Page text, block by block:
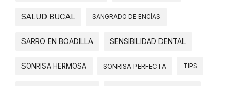
SALUD BUCAL SANGRADO DE ENCÍAS
SARRO EN BOADILLA SENSIBILIDAD DENTAL
SONRISA HERMOSA SONRISA PERFECTA TIPS